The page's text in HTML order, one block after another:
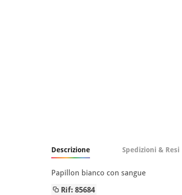
Descrizione Spedizioni & Resi
Papillon bianco con sangue
Rif: 85684